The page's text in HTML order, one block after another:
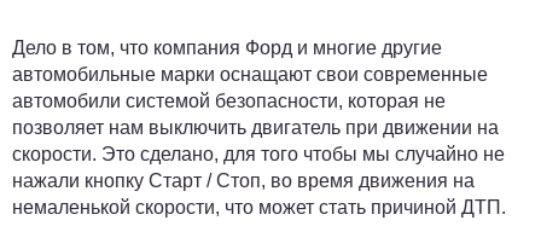
Дело в том, что компания Форд и многие другие
автомобильные марки оснащают свои современные
автомобили системой безопасности, которая не
позволяет нам выключить двигатель при движении на
скорости. Это сделано, для того чтобы мы случайно не
нажали кнопку Старт / Стоп, во время движения на
немаленькой скорости, что может стать причиной ДТП.